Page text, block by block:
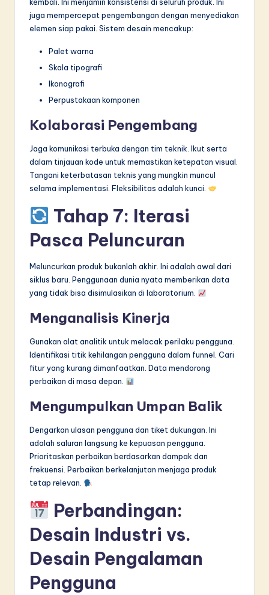
juga mempercepat pengembangan dengan menyediakan
elemen siap pakai. Sistem desain mencakup:
Palet warna
Skala tipografi
Ikonografi
Perpustakaan komponen
Kolaborasi Pengembang
Jaga komunikasi terbuka dengan tim teknik. Ikut serta
dalam tinjauan kode untuk memastikan ketepatan visual.
Tangani keterbatasan teknis yang mungkin muncul
selama implementasi. Fleksibilitas adalah kunci.
Tahap 7: Iterasi
Pasca Peluncuran
Meluncurkan produk bukanlah akhir. Ini adalah awal dari
siklus baru. Penggunaan dunia nyata memberikan data
yang tidak bisa disimulasikan di laboratorium.
Menganalisis Kinerja
Gunakan alat analitik untuk melacak perilaku pengguna.
Identifikasi titik kehilangan pengguna dalam funnel. Cari
fitur yang kurang dimanfaatkan. Data mendorong
perbaikan di masa depan.
Mengumpulkan Umpan Balik
Dengarkan ulasan pengguna dan tiket dukungan. Ini
adalah saluran langsung ke kepuasan pengguna.
Prioritaskan perbaikan berdasarkan dampak dan
frekuensi. Perbaikan berkelanjutan menjaga produk
tetap relevan.
Perbandingan:
Desain Industri vs.
Desain Pengalaman
Pengguna